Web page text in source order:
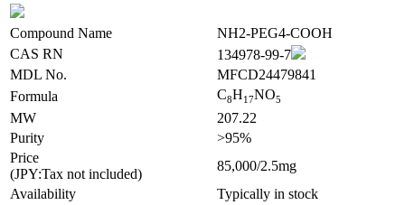
Compound Name
NH2-PEG4-COOH
CAS RN
134978-99-7
MDL No.
MFCD24479841
Formula
C8H17NO5
MW
207.22
Purity
>95%
Price
(JPY:Tax not included)
85,000/2.5mg
Availability
Typically in stock